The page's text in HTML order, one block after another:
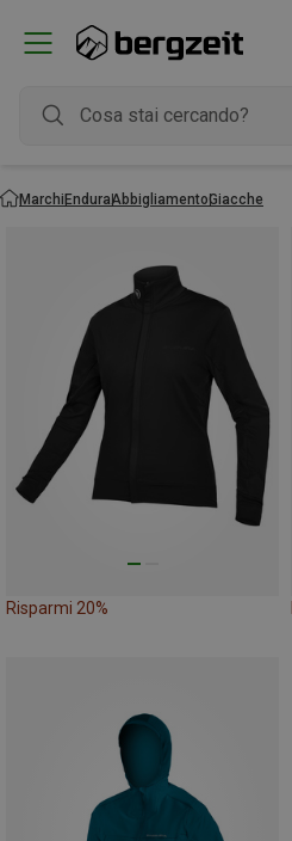
MarchiEnduraAbbigliamentoGiacche
Risparmi 20%